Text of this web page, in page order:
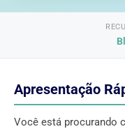
Apresentação
Você está procurando